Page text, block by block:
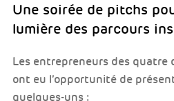
Une soirée de pitchs
lumière des parcours
Les entrepreneurs des quatre
ont eu l’opportunité de
quelques-uns :